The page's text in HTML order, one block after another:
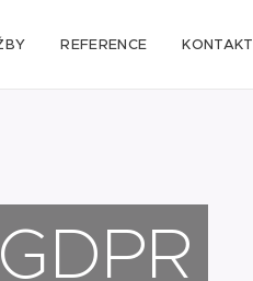
REFERENCE KONTAKT